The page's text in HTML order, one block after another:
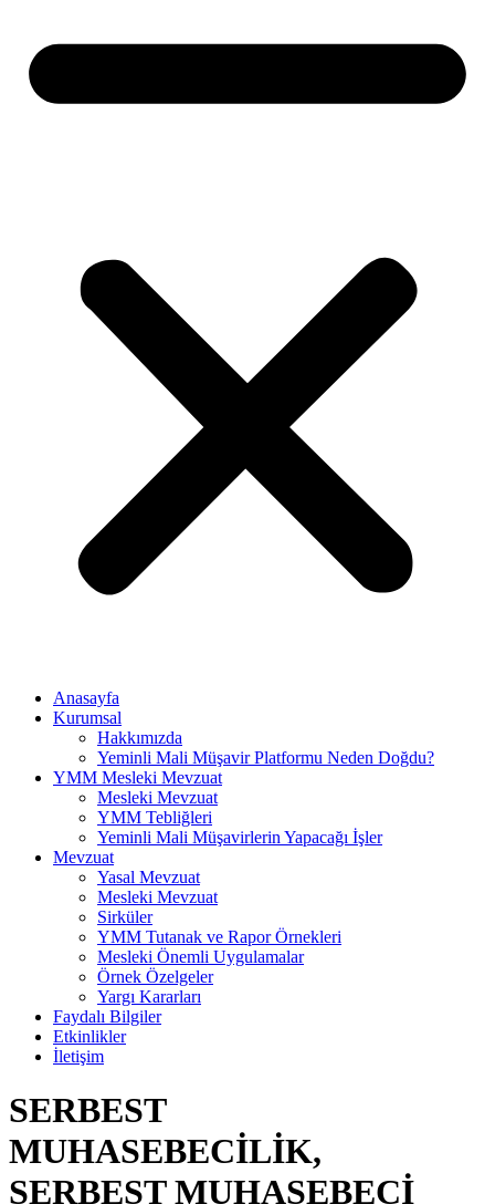
Anasayfa
Kurumsal
Hakkımızda
Yeminli Mali Müşavir Platformu Neden Doğdu?
YMM Mesleki Mevzuat
Mesleki Mevzuat
YMM Tebliğleri
Yeminli Mali Müşavirlerin Yapacağı İşler
Mevzuat
Yasal Mevzuat
Mesleki Mevzuat
Sirküler
YMM Tutanak ve Rapor Örnekleri
Mesleki Önemli Uygulamalar
Örnek Özelgeler
Yargı Kararları
Faydalı Bilgiler
Etkinlikler
İletişim
SERBEST
MUHASEBECİLİK,
SERBEST MUHASEBECİ